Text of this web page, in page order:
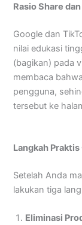
Rasio Share
Google dan
nilai edukasi
(bagikan) pada
membaca
pengguna,
tersebut ke
Langkah
Setelah Anda
lakukan tiga
Eliminasi